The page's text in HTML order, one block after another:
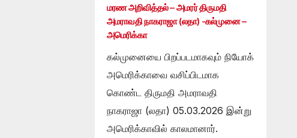
மரண அறிவித்தல் – அமரர் திருமதி
அமராவதி நாகராஜா (லதா) -கல்முனை –
அமெரிக்கா
கல்முனையை பிறப்படமாகவும் நியோக்
அமெரிக்காவை வசிப்பிடமாக
கொண்ட திருமதி அமராவதி
நாகராஜா (லதா) 05.03.2026 இன்று
அமெரிக்காவில் காலமானார்.